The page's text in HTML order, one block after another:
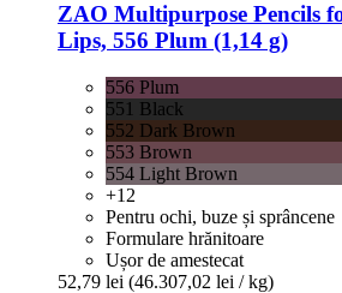
ZAO Multipurpose Pencils
Lips, 556 Plum (1,14 g)
556 Plum
551 Black
552 Dark Brown
553 Brown
554 Light Brown
+12
Pentru ochi, buze și sprâncene
Formulare hrănitoare
Ușor de amestecat
52,79 lei (46.307,02 lei / kg)